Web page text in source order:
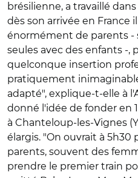
brésilienne, a travaillé
dès son arrivée en France
énormément de parents
seules avec des enfants -,
quelconque insertion
pratiquement
adapté", explique-t-elle à
donné l'idée de fonder en
à Chanteloup-les-Vignes
élargis. "On ouvrait à
parents, souvent des
prendre le premier train